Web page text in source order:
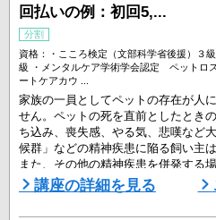
回払いの例：初回5,...
分割
資格：・こころ検定（文部科学省後援）３
級 ・メンタルケア学術学会認定 ペットロ
ートケアカウ ...
家族の一員としてペットの存在が人
せん。ペットの死を直前としたとき
ち込み、喪失感、やる気、悲嘆など
候群」などの精神疾患に陥る飼い主
また、その他の精神疾患を併発する
ペットロス（喪失感・悲嘆など）症
の基礎知識を身につけます。
講座の詳細を見る